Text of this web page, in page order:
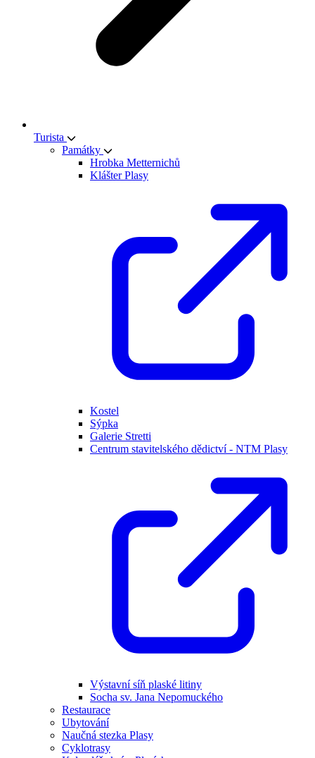
Turista
Památky
Hrobka Metternichů
Klášter Plasy
Kostel
Sýpka
Galerie Stretti
Centrum stavitelského dědictví - NTM Plasy
Výstavní síň plaské litiny
Socha sv. Jana Nepomuckého
Restaurace
Ubytování
Naučná stezka Plasy
Cyklotrasy